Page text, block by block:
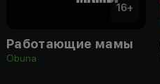
16+
Работающие мамы
Obuna